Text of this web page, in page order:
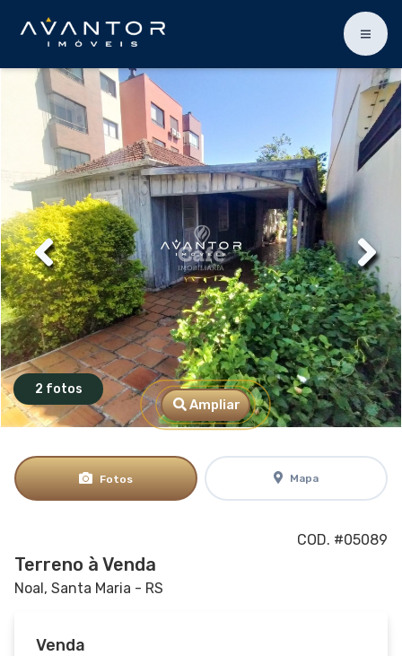
2 fotos
Ampliar
Fotos Mapa
COD. #05089
Terreno à Venda
Noal, Santa Maria - RS
Venda